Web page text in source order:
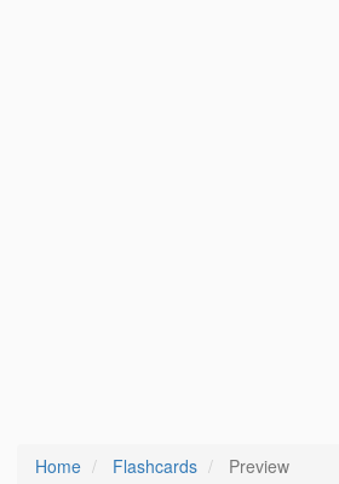
Home Flashcards Preview